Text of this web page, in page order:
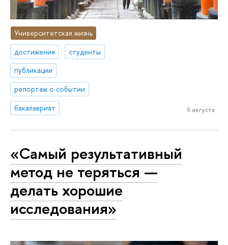
Университетская жизнь
достижения
студенты
публикации
репортаж о событии
бакалавриат
6 августа
«Самый результативный
метод не теряться —
делать хорошие
исследования»